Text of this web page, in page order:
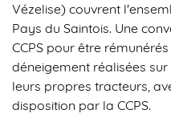
Vézelise) couvrent
Pays du Saintois. Une
CCPS pour être
déneigement réalisées
leurs propres tracteurs,
disposition par la CCPS.